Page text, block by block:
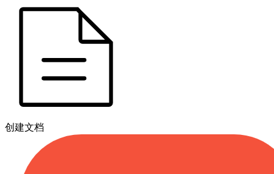
创建文档